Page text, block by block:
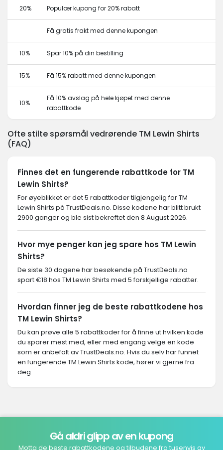
20% Populær kupong for 20% rabatt
Få gratis frakt med denne kupongen
10% Spar 10% på din bestilling
15% Få 15% rabatt med denne kupongen
10%
Få 10% avslag på hele kjøpet med denne
rabattkode
Ofte stilte spørsmål vedrørende TM Lewin Shirts
(FAQ)
Finnes det en fungerende rabattkode for TM
Lewin Shirts?
For øyeblikket er det 5 rabattkoder tilgjengelig for TM
Lewin Shirts på TrustDeals.no. Disse kodene har blitt brukt
2900 ganger og ble sist bekreftet den 8 August 2026.
Hvor mye penger kan jeg spare hos TM Lewin
Shirts?
De siste 30 dagene har besøkende på TrustDeals.no
spart €18 hos TM Lewin Shirts med 5 forskjellige rabatter.
Hvordan finner jeg de beste rabattkodene hos
TM Lewin Shirts?
Du kan prøve alle 5 rabattkoder for å finne ut hvilken kode
du sparer mest med, eller med engang velge en kode
som er anbefalt av TrustDeals.no. Hvis du selv har funnet
en fungerende TM Lewin Shirts kode, hører vi gjerne fra
deg.
Gå aldri glipp av en kupong
Motta de beste rabattkodene og tilbudene fra tusenvis av